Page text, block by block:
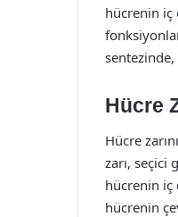
hücrenin iç
Hücre
Hücre
zarı, seçici
hücrenin iç
hücrenin